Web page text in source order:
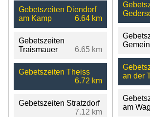
Gebetszeiten Diendorf
am Kamp
6.64 km
Gebetszeiten
Traismauer
6.65 km
Gebetszeiten Theiss
6.72 km
Gebetszeiten Stratzdorf
7.12 km
an der
am